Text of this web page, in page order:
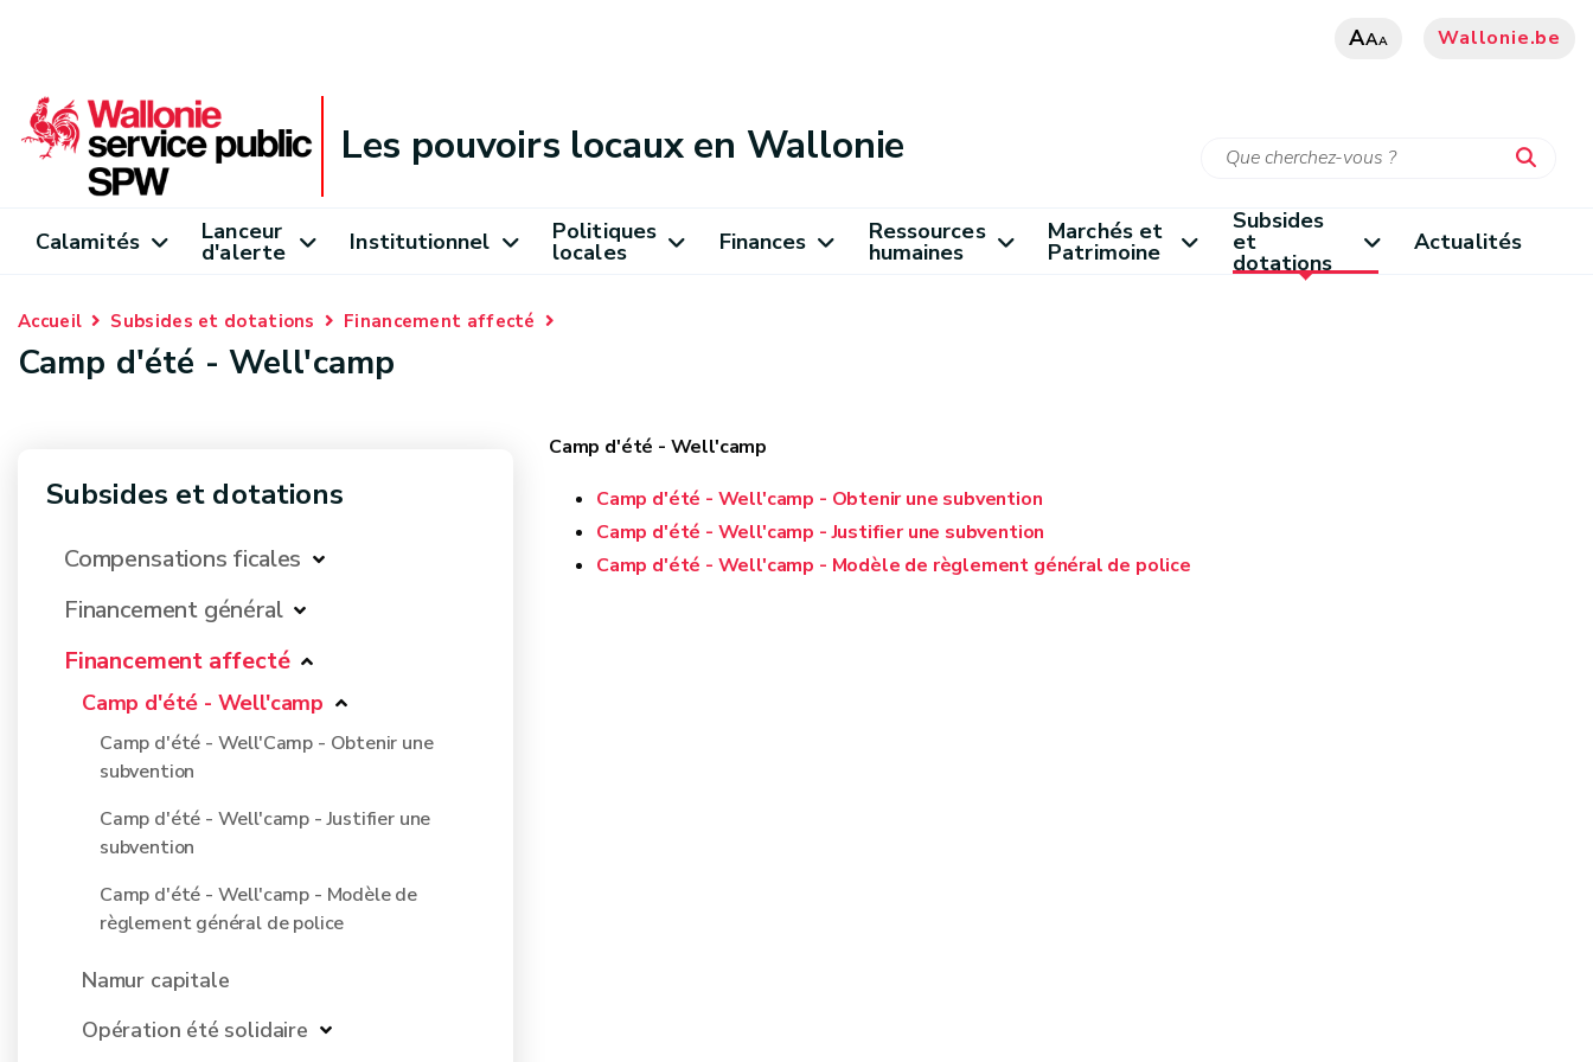
AAA Wallonie.be
Les pouvoirs locaux en Wallonie
Calamités Lanceur
d'alerte Institutionnel Politiques
locales Finances Ressources
humaines
Marchés et
Patrimoine
Subsides
et
dotations
Actualités
Accueil Subsides et dotations Financement affecté
Camp d'été - Well'camp
Subsides et dotations
Compensations ficales
Financement général
Financement affecté
Camp d'été - Well'camp
Camp d'été - Well'Camp - Obtenir une
subvention
Camp d'été - Well'camp - Justifier une
subvention
Camp d'été - Well'camp - Modèle de
règlement général de police
Namur capitale
Opération été solidaire
Camp d'été - Well'camp
Camp d'été - Well'camp - Obtenir une subvention
Camp d'été - Well'camp - Justifier une subvention
Camp d'été - Well'camp - Modèle de règlement général de police